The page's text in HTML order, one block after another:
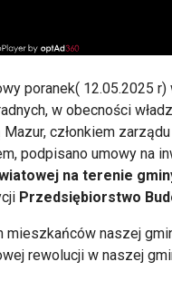
poranek( 12.05.2025
w obecności
Mazur, członkiem
podpisano umowy na
na terenie
Przedsiębiorstwo
naszej
rewolucji w naszej